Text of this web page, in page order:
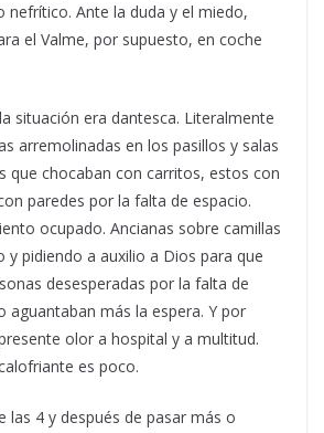
nefrítico. Ante la duda y el miedo,
el Valme, por supuesto, en coche
situación era dantesca. Literalmente
arremolinadas en los pasillos y salas
que chocaban con carritos, estos con
paredes por la falta de espacio.
ocupado. Ancianas sobre camillas
y pidiendo a auxilio a Dios para que
desesperadas por la falta de
aguantaban más la espera. Y por
olor a hospital y a multitud.
es poco.
las 4 y después de pasar más o